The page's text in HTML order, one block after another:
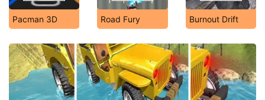
Pacman 3D Road Fury Burnout Drift